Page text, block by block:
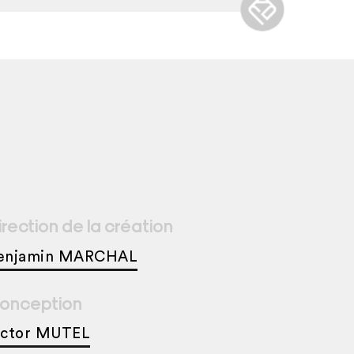
de la création
MARCHAL
MUTEL